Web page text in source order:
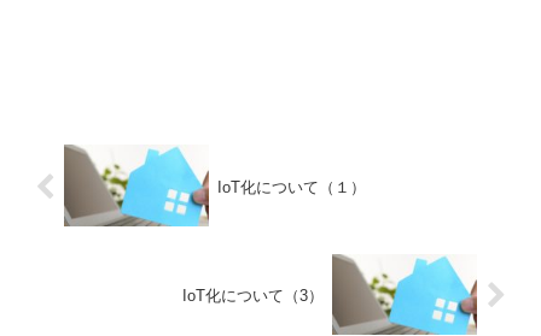
IoT化について（１）
IoT化について（3）